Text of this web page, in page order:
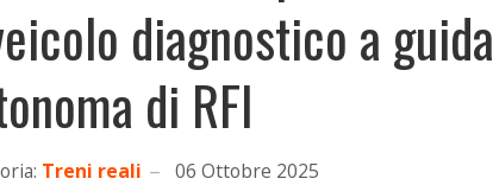
diagnostico a guida
di RFI
Treni reali 06 Ottobre 2025